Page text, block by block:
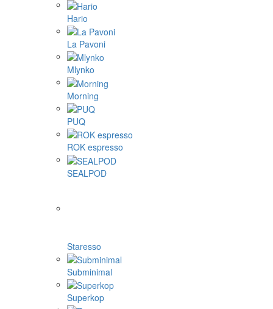
Hario
La Pavoni
Mlynko
Morning
PUQ
ROK espresso
SEALPOD
Staresso
Subminimal
Superkop